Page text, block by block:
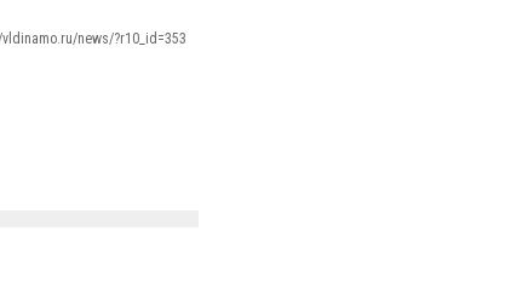
vldinamo.ru/news/?r10_id=353